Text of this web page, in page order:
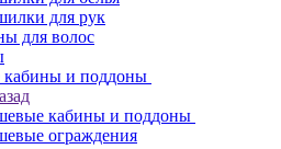
для рук
для волос
и поддоны
кабины и поддоны
ограждения